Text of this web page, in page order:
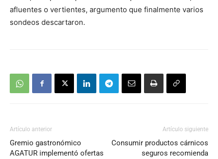
afluentes o vertientes, argumento que finalmente varios
sondeos descartaron.
Artículo anterior
Gremio gastronómico
AGATUR implementó ofertas
Artículo siguiente
Consumir productos cárnicos
seguros recomienda